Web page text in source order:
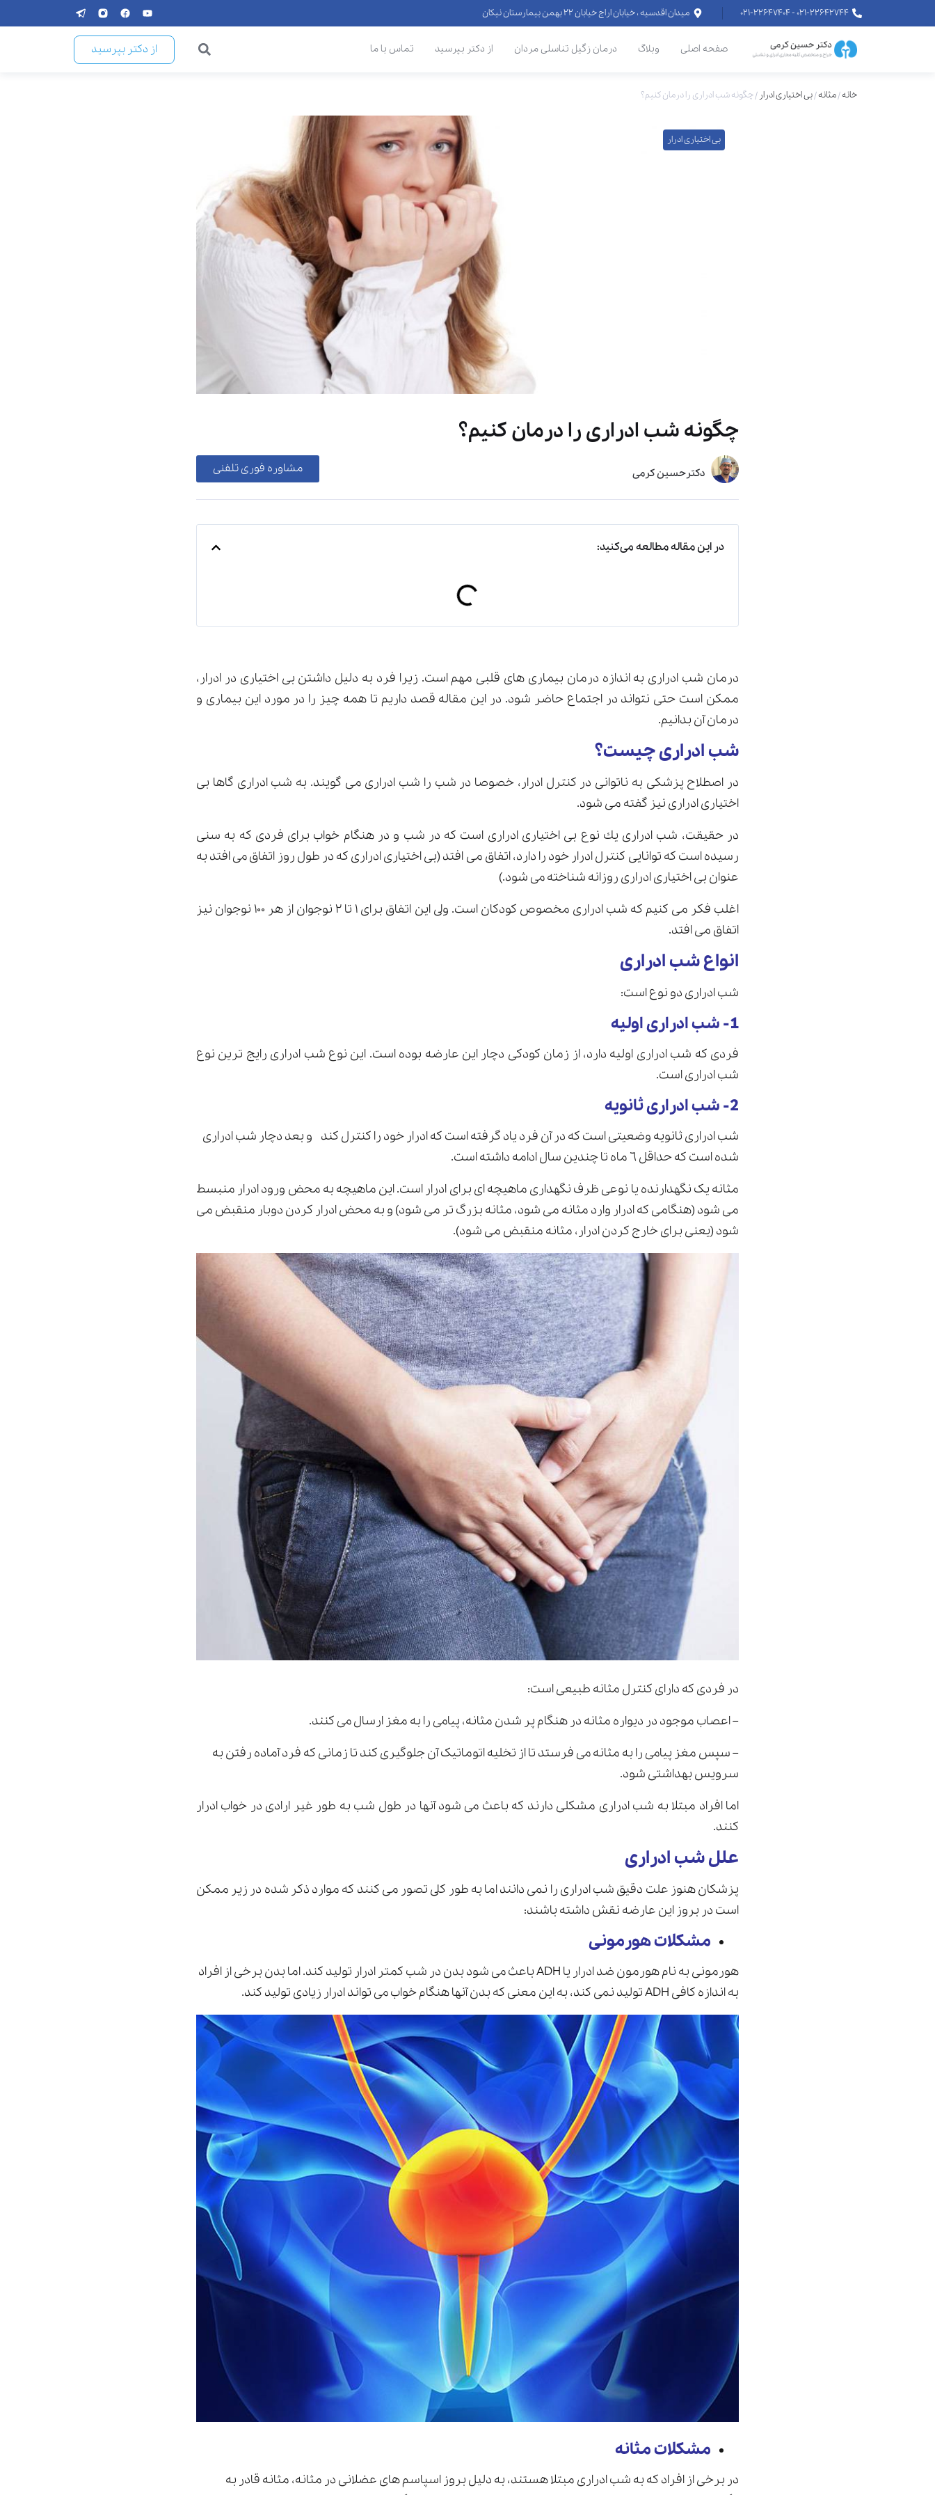
۰۲۱-۲۲۶۴۲۷۴۴ - ۰۲۱-۲۲۶۴۷۴۰۴ میدان اقدسیه ، خیابان اراج خیابان ۲۲ بهمن بیمارستان نیکان
صفحه اصلی وبلاگ درمان زگیل تناسلی مردان از دکتر بپرسید تماس با ما از دکتر بپرسید
خانه/مثانه/بی اختیاری ادرار /چگونه شب ادراری را درمان کنیم؟
بی اختیاری ادرار
چگونه شب ادراری را درمان کنیم؟
دکترحسین کرمی مشاوره فوری تلفنی
در این مقاله مطالعه می‌کنید:
درمان شب ادراری به اندازه درمان بیماری های قلبی مهم است. زیرا فرد به دلیل داشتن بی اختیاری در ادرار،
ممکن است حتی نتواند در اجتماع حاضر شود. در این مقاله قصد داریم تا همه چیز را در مورد این بیماری و
درمان آن بدانیم.
شب ادراری چیست؟
در اصطلاح پزشکی به ناتوانى در کنترل ادرار، خصوصا در شب را شب ادرارى مى گويند. به شب ادرارى گاها بى
اختيارى ادرارى نيز گفته مى شود.
در حقيقت، شب ادرارى يك نوع بى اختيارى ادرارى است كه در شب و در هنگام خواب براى فردى كه به سنى
رسيده است كه توانايى كنترل ادرار خود را دارد، اتفاق مى افتد (بى اختيارى ادرارى که در طول روز اتفاق می افتد به
عنوان بى اختيارى ادراری روزانه شناخته می شود.)
اغلب فكر مى كنيم كه شب ادرارى مخصوص كودكان است. ولى اين اتفاق براى ١ تا ٢ نوجوان از هر ١٠٠ نوجوان نيز
اتفاق مى افتد.
انواع شب ادراری
شب ادرارى دو نوع است:
1- شب ادرارى اوليه
فردى که شب ادراری اولیه دارد، از زمان کودکی دچار اين عارضه بوده است. این نوع شب ادرارى رایج ترین نوع
شب ادراری است.
2- شب ادرارى ثانويه
شب ادراری ثانویه وضعیتی است که در آن فرد ياد گرفته است كه ادرار خود را كنترل كند و بعد دچار شب ادرارى
شده است كه حداقل ٦ ماه تا چندين سال ادامه داشته است.
مثانه یک نگهدارنده يا نوعى ظرف نگهدارى ماهیچه ای براى ادرار است. اين ماهيچه به محض ورود ادرار منبسط
مى شود (هنگامى كه ادرار وارد مثانه مى شود، مثانه بزرگ تر مى شود) و به محض ادرار كردن دوبار منقبض مى
شود (يعنى براى خارج كردن ادرار، مثانه منقبض مى شود).
در فردی که دارای کنترل مثانه طبیعی است:
– اعصاب موجود در دیواره مثانه در هنگام پر شدن مثانه، پیامی را به مغز ارسال می کنند.
– سپس مغز پیامی را به مثانه می فرستد تا از تخلیه اتوماتیک آن جلوگیری کند تا زمانی که فرد آماده رفتن به
سرويس بهداشتى شود.
اما افراد مبتلا به شب ادراری مشکلی دارند که باعث می شود آنها در طول شب به طور غير ارادى در خواب ادرار
كنند.
علل شب ادراری
پزشکان هنوز علت دقیق شب ادراری را نمی دانند اما به طور كلى تصور مى كنند كه موارد ذكر شده در زير ممکن
است در بروز اين عارضه نقش داشته باشند:
مشکلات هورمونی
هورمونی به نام هورمون ضد ادرار یا ADH باعث می شود بدن در شب کمتر ادرار توليد كند. اما بدن برخی از افراد
به اندازه کافی ADH توليد نمی کند، به این معنی که بدن آنها هنگام خواب می تواند ادرار زیادی توليد کند.
مشکلات مثانه
در برخی از افراد كه به شب ادراری مبتلا هستند، به دليل بروز اسپاسم های عضلانی در مثانه، مثانه قادر به